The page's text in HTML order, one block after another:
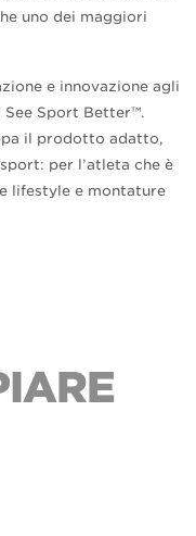
uno dei maggiori
e innovazione agli
Sport Better™.
il prodotto adatto,
per l’atleta che è
lifestyle e montature